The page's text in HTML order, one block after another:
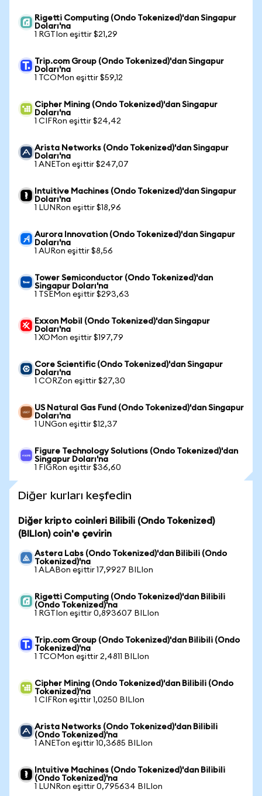
Rigetti Computing (Ondo Tokenized)'dan Singapur
Doları'na
1 RGTIon eşittir $21,29
Trip.com Group (Ondo Tokenized)'dan Singapur
Doları'na
1 TCOMon eşittir $59,12
Cipher Mining (Ondo Tokenized)'dan Singapur
Doları'na
1 CIFRon eşittir $24,42
Arista Networks (Ondo Tokenized)'dan Singapur
Doları'na
1 ANETon eşittir $247,07
Intuitive Machines (Ondo Tokenized)'dan Singapur
Doları'na
1 LUNRon eşittir $18,96
Aurora Innovation (Ondo Tokenized)'dan Singapur
Doları'na
1 AURon eşittir $8,56
Tower Semiconductor (Ondo Tokenized)'dan
Singapur Doları'na
1 TSEMon eşittir $293,63
Exxon Mobil (Ondo Tokenized)'dan Singapur
Doları'na
1 XOMon eşittir $197,79
Core Scientific (Ondo Tokenized)'dan Singapur
Doları'na
1 CORZon eşittir $27,30
US Natural Gas Fund (Ondo Tokenized)'dan Singapur
Doları'na
1 UNGon eşittir $12,37
Figure Technology Solutions (Ondo Tokenized)'dan
Singapur Doları'na
1 FIGRon eşittir $36,60
Diğer kurları keşfedin
Diğer kripto coinleri Bilibili (Ondo Tokenized)
(BILIon) coin'e çevirin
Astera Labs (Ondo Tokenized)'dan Bilibili (Ondo
Tokenized)'na
1 ALABon eşittir 17,9927 BILIon
Rigetti Computing (Ondo Tokenized)'dan Bilibili
(Ondo Tokenized)'na
1 RGTIon eşittir 0,893607 BILIon
Trip.com Group (Ondo Tokenized)'dan Bilibili (Ondo
Tokenized)'na
1 TCOMon eşittir 2,4811 BILIon
Cipher Mining (Ondo Tokenized)'dan Bilibili (Ondo
Tokenized)'na
1 CIFRon eşittir 1,0250 BILIon
Arista Networks (Ondo Tokenized)'dan Bilibili
(Ondo Tokenized)'na
1 ANETon eşittir 10,3685 BILIon
Intuitive Machines (Ondo Tokenized)'dan Bilibili
(Ondo Tokenized)'na
1 LUNRon eşittir 0,795634 BILIon